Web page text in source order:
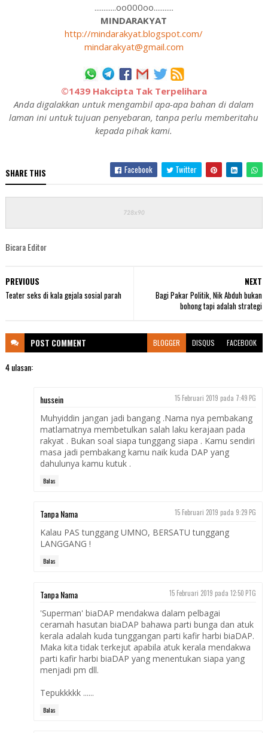
............oo000oo...........
MINDARAKYAT
http://mindarakyat.blogspot.com/
mindarakyat@gmail.com
©1439 Hakcipta Tak Terpelihara
Anda digalakkan untuk mengambil apa-apa bahan di dalam
laman ini untuk tujuan penyebaran, tanpa perlu memberitahu
kepada pihak kami.
SHARE THIS Facebook Twitter
Bicara Editor
NEXT
Bagi Pakar Politik, Nik Abduh bukan
bohong tapi adalah strategi
PREVIOUS
Teater seks di kala gejala sosial parah
POST COMMENT BLOGGER DISQUS FACEBOOK
4 ulasan:
hussein 15 Februari 2019 pada 7:49 PG
Muhyiddin jangan jadi bangang .Nama nya pembakang
matlamatnya membetulkan salah laku kerajaan pada
rakyat . Bukan soal siapa tunggang siapa . Kamu sendiri
masa jadi pembakang kamu naik kuda DAP yang
dahulunya kamu kutuk .
Balas
Tanpa Nama 15 Februari 2019 pada 9:29 PG
Kalau PAS tunggang UMNO, BERSATU tunggang
LANGGANG !
Balas
Tanpa Nama 15 Februari 2019 pada 12:50 PTG
'Superman' biaDAP mendakwa dalam pelbagai
ceramah hasutan biaDAP bahawa parti bunga dan atuk
kerala adalah kuda tunggangan parti kafir harbi biaDAP.
Maka kita tidak terkejut apabila atuk kerala mendakwa
parti kafir harbi biaDAP yang menentukan siapa yang
menjadi pm dll.
Tepukkkkk ......
Balas